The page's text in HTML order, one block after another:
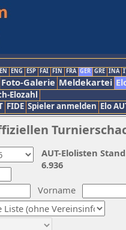
ENG ESP FAI FIN FRA GER GRE INA
Foto-Galerie Meldekartei
Elozahl
FIDE Spieler anmelden Elo
Vorname
AUT-Elolisten
6.936